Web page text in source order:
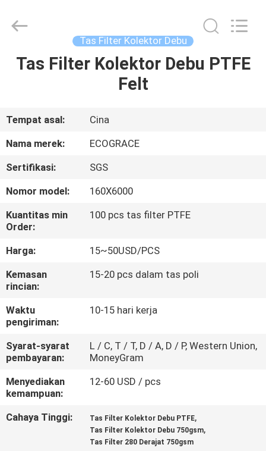
RUMAH
TENTANG
KAMI
TUR
PABRIK
KONTROL
KUALITAS
HUBUNGI
KAMI
PERMINTAAN
PENAWARAN
ENVIROTECH
CO.,LTD.
Tas Filter Kolektor Debu
Tas Filter Kolektor Debu PTFE
Felt
Tempat asal:
Cina
Nama merek:
ECOGRACE
Sertifikasi:
SGS
Nomor model:
160X6000
Kuantitas min
Order:
100 pcs tas filter PTFE
Harga:
15~50USD/PCS
Kemasan
rincian:
15-20 pcs dalam tas poli
Waktu
pengiriman:
10-15 hari kerja
Syarat-syarat
pembayaran:
L / C, T / T, D / A, D / P, Western Union,
MoneyGram
Menyediakan
kemampuan:
12-60 USD / pcs
Cahaya Tinggi: Tas Filter Kolektor Debu PTFE,
Tas Filter Kolektor Debu 750gsm,
Tas Filter 280 Derajat 750gsm